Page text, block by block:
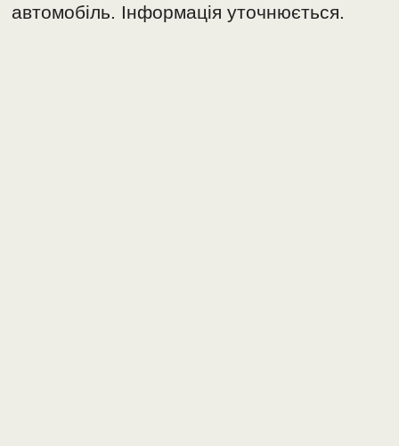
автомобіль. Інформація уточнюється.